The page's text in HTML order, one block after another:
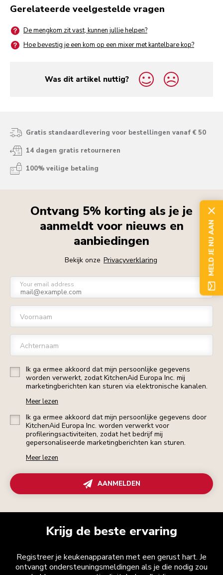
Gerelateerde veelgestelde vragen
De mengkom zit vast, kunnen jullie helpen?
Hoe bevestig je een kom op een mixer met kantelbare kop?
Was dit artikel nuttig?
yes
no
Gratis standaardlevering voor bestellingen vanaf € 50
14 dagen gratis retourneren
100% veilige betaling
Ontvang 5% korting als je je
aanmeldt voor nieuws en
aanbiedingen
Bekijk onze Privacyverklaring
Your email address
Voornaam
Achternaam
Ik ga ermee akkoord dat mijn persoonlijke gegevens
worden verwerkt, zodat KitchenAid Europa Inc. mij
marketingberichten kan sturen via elektronische kanalen.
Meer lezen
Ik ga ermee akkoord dat mijn persoonlijke gegevens door
KitchenAid Europa Inc. worden verwerkt voor
profileringsactiviteiten, zodat het bedrijf mij
gepersonaliseerde marketingberichten kan sturen.
Meer lezen
AANMELDEN
Krijg de beste ervaring
Registreer je keukenapparaten met een gerust hart. Je
ontvangt ondersteuningsmeldingen als je die nodig zou
MELD JE NU AAN